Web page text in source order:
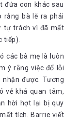
đứa con khác sau
rằng bà lẽ ra phải
tự trách vì đã mất
tiếp).
các bà mẹ là luôn
ý rằng việc đổ lỗi
được. Tương
vẻ khá quan tâm,
hời hợt lại bị quy
tích. Barrie viết